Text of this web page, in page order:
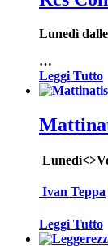
Lunedì
…
Leggi Tutto
Ivan Teppa
Leggi Tutto